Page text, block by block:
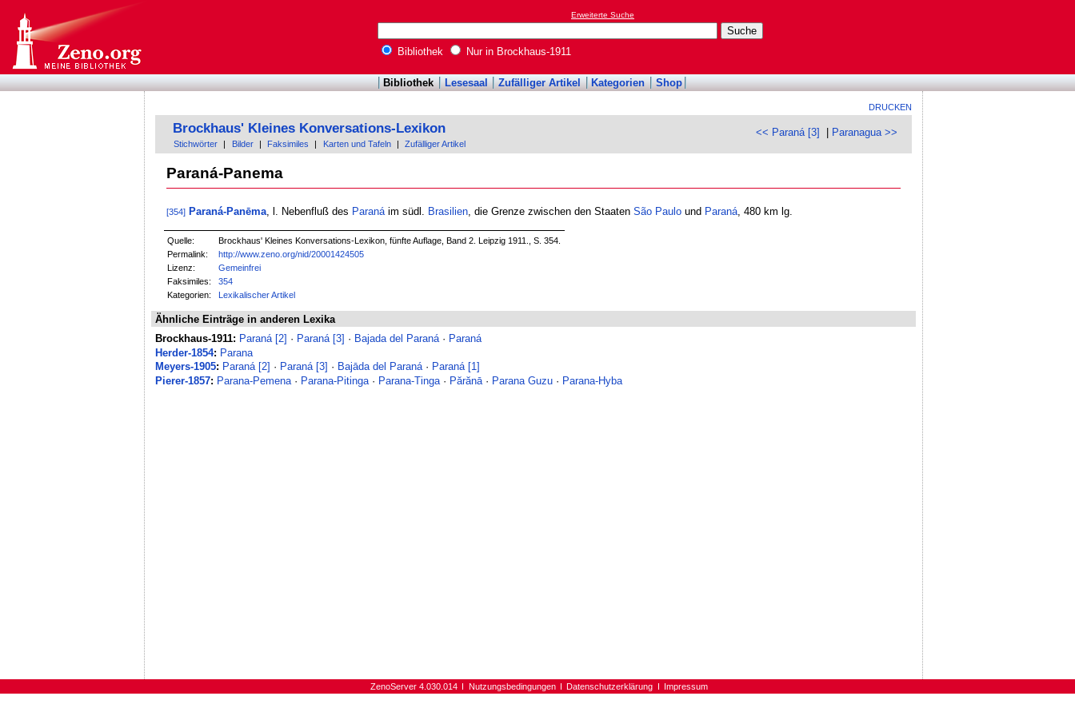
Erweiterte Suche
Bibliothek Nur in Brockhaus-1911
Bibliothek Lesesaal Zufälliger Artikel Kategorien Shop
DRUCKEN
<< Paraná [3] Paranagua >>
Brockhaus' Kleines Konversations-Lexikon
Stichwörter Bilder Faksimiles Karten und Tafeln Zufälliger Artikel
Paraná-Panema
[354] Paraná-Panēma, l. Nebenfluß des Paranáim südl. Brasilien, die Grenze zwischen den Staaten São Paulound Paraná, 480 km lg.
Quelle:
Brockhaus' Kleines Konversations-Lexikon, fünfte Auflage, Band 2. Leipzig 1911., S. 354.
Permalink:
http://www.zeno.org/nid/20001424505
Lizenz:
Gemeinfrei
Faksimiles:
354
Kategorien:
Lexikalischer Artikel
Ähnliche Einträge in anderen Lexika
Brockhaus-1911: Paraná [2] · Paraná [3] · Bajada del Paraná· Paraná
Herder-1854: Parana
Meyers-1905: Paraná [2] · Paraná [3] · Bajāda del Paraná· Paraná [1]
Pierer-1857: Parana-Pemena· Parana-Pitinga· Parana-Tinga· Părănā· Parana Guzu · Parana-Hyba
ZenoServer 4.030.014 Nutzungsbedingungen Datenschutzerklärung Impressum